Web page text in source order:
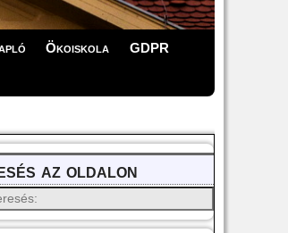
Ökoiskola
GDPR
az oldalon